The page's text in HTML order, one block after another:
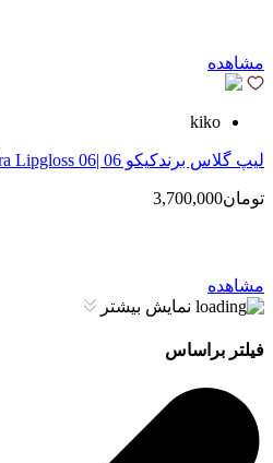
مشاهده
kiko
لیپ گلاس‌ برندکیکو 06 |kikoMilano3D Hydra Lipgloss 06
تومان3,700,000
مشاهده
نمایش بیشتر
فیلتر براساس